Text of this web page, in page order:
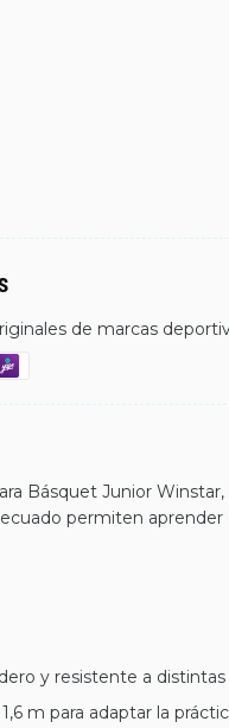
de marcas
Básquet Junior
permiten
y resistente a
m para adaptar la